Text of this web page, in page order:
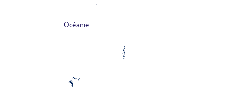
Océanie